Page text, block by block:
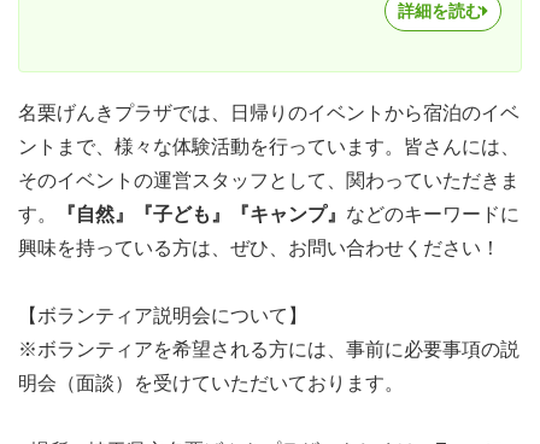
詳細を読む
名栗げんきプラザでは、日帰りのイベントから宿泊のイベ
ントまで、様々な体験活動を行っています。皆さんには、
そのイベントの運営スタッフとして、関わっていただきま
す。
『自然』『子ども』『キャンプ』 などのキーワードに
興味を持っている方は、ぜひ、お問い合わせください！
【ボランティア説明会について】
※ボランティアを希望される方には、事前に必要事項の説
明会（面談）を受けていただいております。